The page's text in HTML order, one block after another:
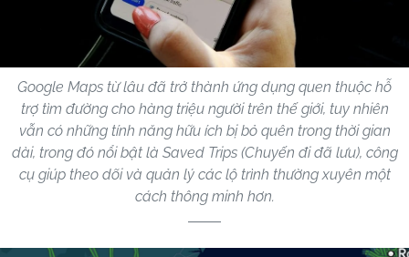
Google Maps từ lâu đã trở thành ứng dụng quen thuộc hỗ
trợ tìm đường cho hàng triệu người trên thế giới, tuy nhiên
vẫn có những tính năng hữu ích bị bỏ quên trong thời gian
dài, trong đó nổi bật là Saved Trips (Chuyến đi đã lưu), công
cụ giúp theo dõi và quản lý các lộ trình thường xuyên một
cách thông minh hơn.